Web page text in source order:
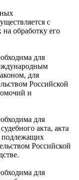
с
обработку его
для
для
Российской
и
для
акта, акта
подлежащих
Российской
для